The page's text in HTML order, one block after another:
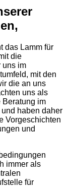
das Lamm für
die
uns im
mit den
die an uns
uns als
Beratung im
haben daher
Vorgeschichten
und
immer als
für